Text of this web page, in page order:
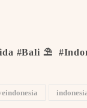
#Bali ⛱